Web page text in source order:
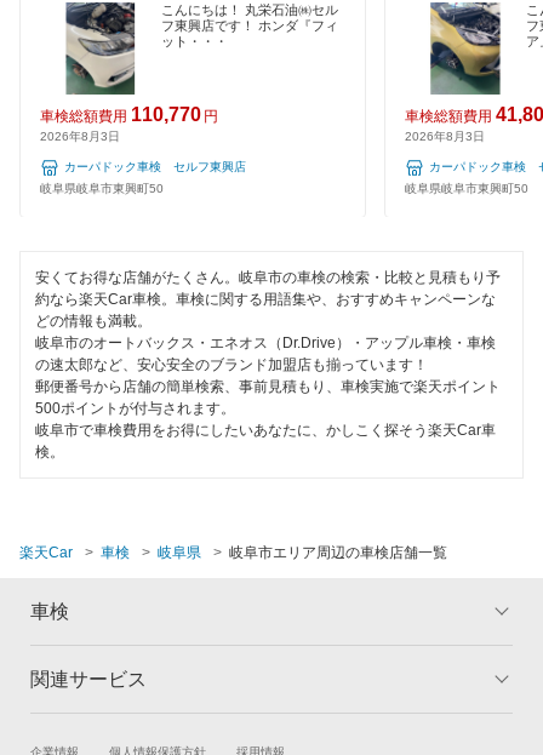
中津川市
羽島郡
羽島市
飛騨市
瑞穂市
美濃加茂市
美濃市
本巣郡
山県市
養老郡
夜間受付
整備保証
1級整備士在籍
コンピューター診断
こんにちは！ 丸栄石油㈱セル
フ東興店です！ ホンダ『フィ
ット・・・
車検総額費用 110,770 円
2026年8月3日
カーパドック車検 セルフ東興店
岐阜県岐阜市東興町50
フ
ア
車検総額費用
2026年8月3日
カーパドック車検
岐阜県岐阜市東興町50
安くてお得な店舗がたくさん。岐阜市の車検の検索・比較と見積もり予
約なら楽天Car車検。車検に関する用語集や、おすすめキャンペーンな
どの情報も満載。
岐阜市のオートバックス・エネオス（Dr.Drive）・アップル車検・車検
の速太郎など、安心安全のブランド加盟店も揃っています！
郵便番号から店舗の簡単検索、事前見積もり、車検実施で楽天ポイント
500ポイントが付与されます。
岐阜市で車検費用をお得にしたいあなたに、かしこく探そう楽天Car車
検。
楽天Car 車検 岐阜県 岐阜市エリア周辺の車検店舗一覧
車検
トップ
関連サービス
企業情報 個人情報保護方針 採用情報